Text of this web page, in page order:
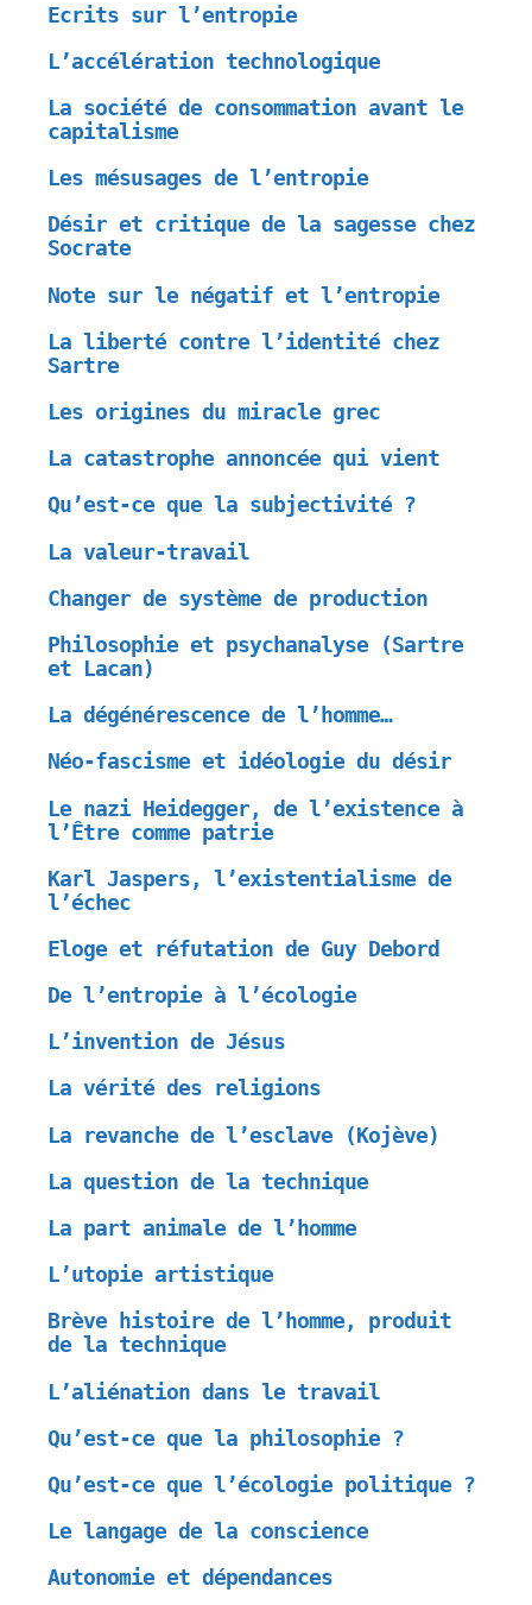
Ecrits sur l’entropie
L’accélération technologique
La société de consommation avant le
capitalisme
Les mésusages de l’entropie
Désir et critique de la sagesse chez
Socrate
Note sur le négatif et l’entropie
La liberté contre l’identité chez
Sartre
Les origines du miracle grec
La catastrophe annoncée qui vient
Qu’est-ce que la subjectivité ?
La valeur-travail
Changer de système de production
Philosophie et psychanalyse (Sartre
et Lacan)
La dégénérescence de l’homme…
Néo-fascisme et idéologie du désir
Le nazi Heidegger, de l’existence à
l’Être comme patrie
Karl Jaspers, l’existentialisme de
l’échec
Eloge et réfutation de Guy Debord
De l’entropie à l’écologie
L’invention de Jésus
La vérité des religions
La revanche de l’esclave (Kojève)
La question de la technique
La part animale de l’homme
L’utopie artistique
Brève histoire de l’homme, produit
de la technique
L’aliénation dans le travail
Qu’est-ce que la philosophie ?
Qu’est-ce que l’écologie politique ?
Le langage de la conscience
Autonomie et dépendances